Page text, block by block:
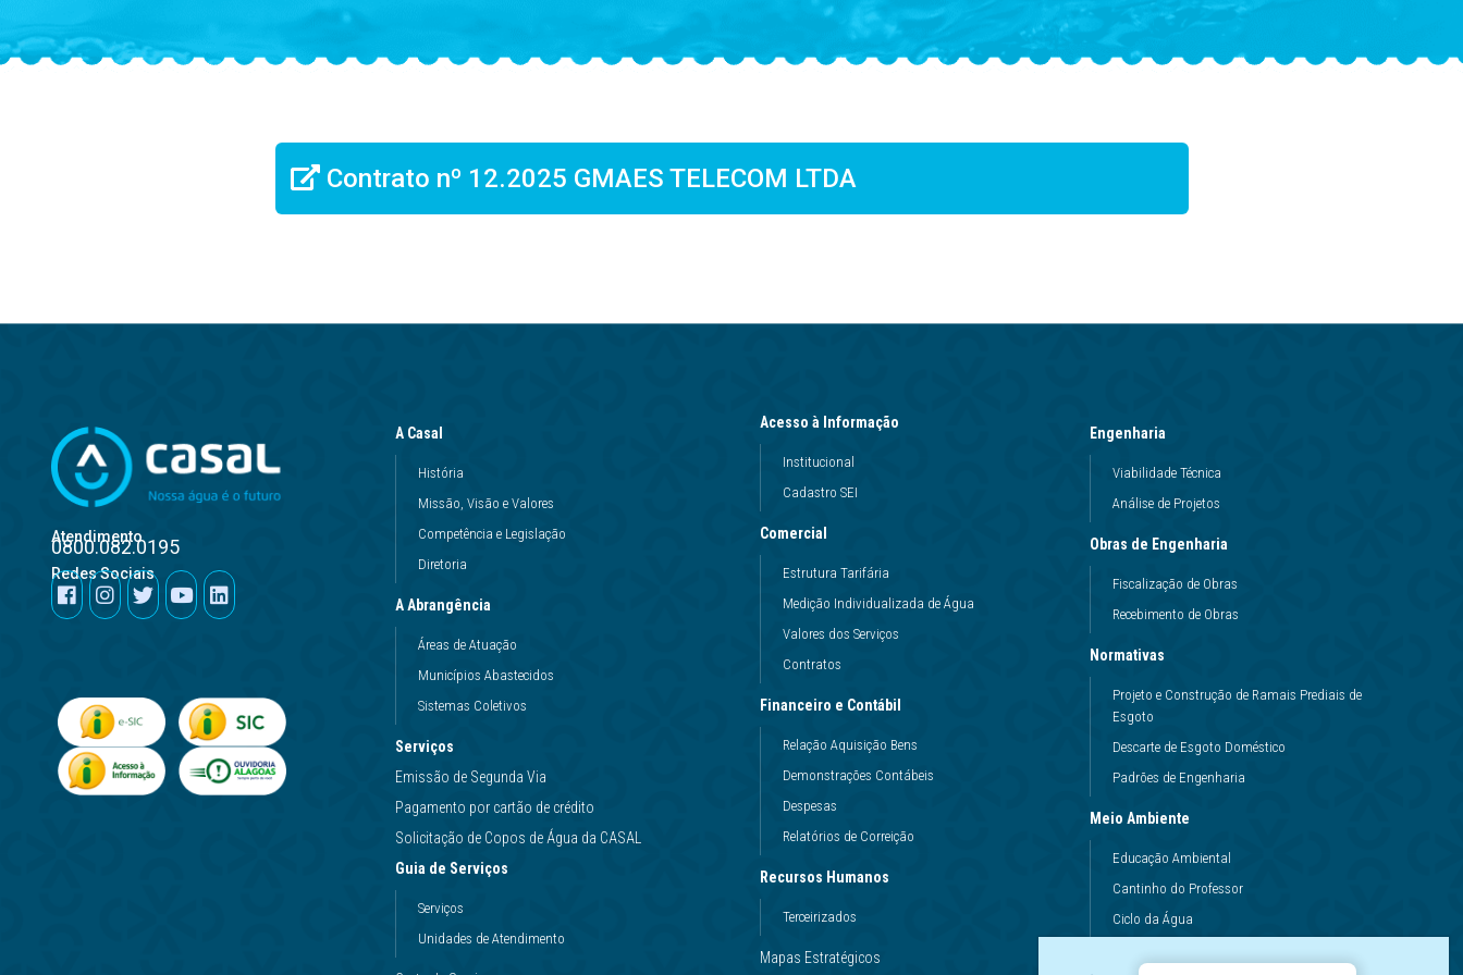
Contrato nº 12.2025 GMAES TELECOM LTDA
Atendimento
0800.082.0195
Redes Sociais
A Casal
História
Missão, Visão e Valores
Competência e Legislação
Diretoria
A Abrangência
Áreas de Atuação
Municípios Abastecidos
Sistemas Coletivos
Serviços
Emissão de Segunda Via
Pagamento por cartão de crédito
Solicitação de Copos de Água da CASAL
Guia de Serviços
Serviços
Unidades de Atendimento
Acesso à Informação
Institucional
Cadastro SEI
Comercial
Estrutura Tarifária
Medição Individualizada de Água
Valores dos Serviços
Contratos
Financeiro e Contábil
Relação Aquisição Bens
Demonstrações Contábeis
Despesas
Relatórios de Correição
Recursos Humanos
Terceirizados
Mapas Estratégicos
Engenharia
Viabilidade Técnica
Análise de Projetos
Obras de Engenharia
Fiscalização de Obras
Recebimento de Obras
Normativas
Projeto e Construção de Ramais Prediais de
Esgoto
Descarte de Esgoto Doméstico
Padrões de Engenharia
Meio Ambiente
Educação Ambiental
Cantinho do Professor
Ciclo da Água